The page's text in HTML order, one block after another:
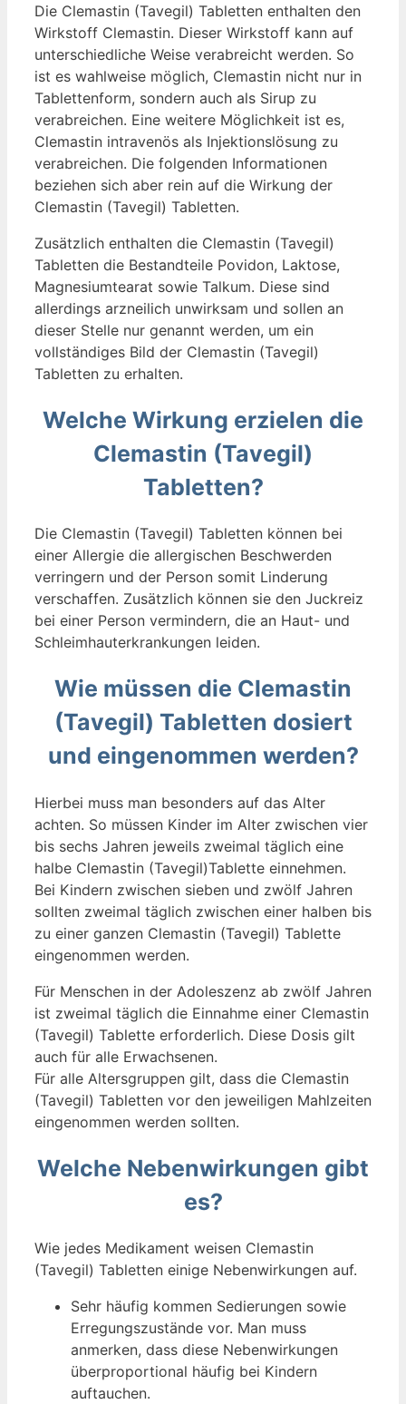
Die Clemastin (Tavegil) Tabletten enthalten den
Wirkstoff Clemastin. Dieser Wirkstoff kann auf
unterschiedliche Weise verabreicht werden. So
ist es wahlweise möglich, Clemastin nicht nur in
Tablettenform, sondern auch als Sirup zu
verabreichen. Eine weitere Möglichkeit ist es,
Clemastin intravenös als Injektionslösung zu
verabreichen. Die folgenden Informationen
beziehen sich aber rein auf die Wirkung der
Clemastin (Tavegil) Tabletten.
Zusätzlich enthalten die Clemastin (Tavegil)
Tabletten die Bestandteile Povidon, Laktose,
Magnesiumtearat sowie Talkum. Diese sind
allerdings arzneilich unwirksam und sollen an
dieser Stelle nur genannt werden, um ein
vollständiges Bild der Clemastin (Tavegil)
Tabletten zu erhalten.
Welche Wirkung erzielen die
Clemastin (Tavegil)
Tabletten?
Die Clemastin (Tavegil) Tabletten können bei
einer Allergie die allergischen Beschwerden
verringern und der Person somit Linderung
verschaffen. Zusätzlich können sie den Juckreiz
bei einer Person vermindern, die an Haut- und
Schleimhauterkrankungen leiden.
Wie müssen die Clemastin
(Tavegil) Tabletten dosiert
und eingenommen werden?
Hierbei muss man besonders auf das Alter
achten. So müssen Kinder im Alter zwischen vier
bis sechs Jahren jeweils zweimal täglich eine
halbe Clemastin (Tavegil)Tablette einnehmen.
Bei Kindern zwischen sieben und zwölf Jahren
sollten zweimal täglich zwischen einer halben bis
zu einer ganzen Clemastin (Tavegil) Tablette
eingenommen werden.
Für Menschen in der Adoleszenz ab zwölf Jahren
ist zweimal täglich die Einnahme einer Clemastin
(Tavegil) Tablette erforderlich. Diese Dosis gilt
auch für alle Erwachsenen.
Für alle Altersgruppen gilt, dass die Clemastin
(Tavegil) Tabletten vor den jeweiligen Mahlzeiten
eingenommen werden sollten.
Welche Nebenwirkungen gibt
es?
Wie jedes Medikament weisen Clemastin
(Tavegil) Tabletten einige Nebenwirkungen auf.
Sehr häufig kommen Sedierungen sowie
Erregungszustände vor. Man muss
anmerken, dass diese Nebenwirkungen
überproportional häufig bei Kindern
auftauchen.